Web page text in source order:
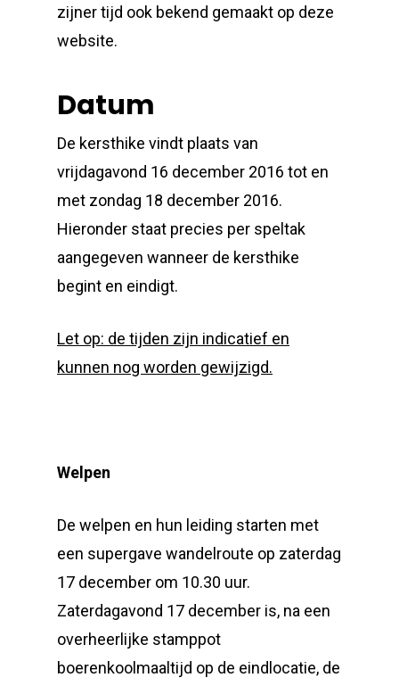
zijner tijd ook bekend gemaakt op deze
website.
Datum
De kersthike vindt plaats van
vrijdagavond 16 december 2016 tot en
met zondag 18 december 2016.
Hieronder staat precies per speltak
aangegeven wanneer de kersthike
begint en eindigt.
Let op: de tijden zijn indicatief en
kunnen nog worden gewijzigd.
Welpen
De welpen en hun leiding starten met
een supergave wandelroute op zaterdag
17 december om 10.30 uur.
Zaterdagavond 17 december is, na een
overheerlijke stamppot
boerenkoolmaaltijd op de eindlocatie, de